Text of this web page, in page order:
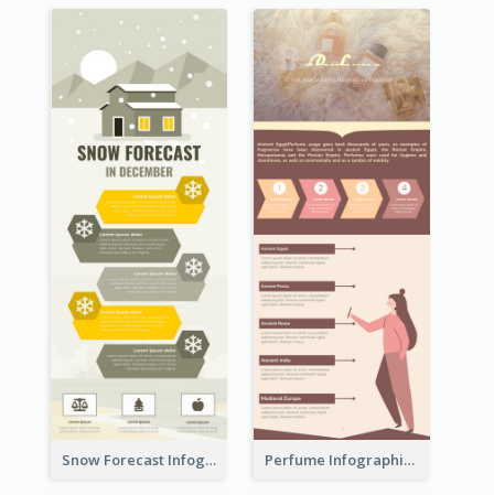
Snow Forecast Infographic Perfume Infographic